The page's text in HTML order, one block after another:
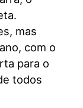
mas
com o
para o
todos